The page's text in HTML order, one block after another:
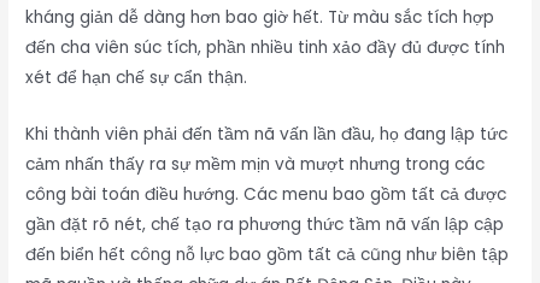
kháng giản dễ dàng hơn bao giờ hết. Từ màu sắc tích hợp
đến cha viên súc tích, phần nhiều tinh xảo đầy đủ được tính
xét để hạn chế sự cẩn thận.
Khi thành viên phải đến tầm nã vấn lần đầu, họ đang lập tức
cảm nhấn thấy ra sự mềm mịn và mượt nhưng trong các
công bài toán điều hướng. Các menu bao gồm tất cả được
gần đặt rõ nét, chế tạo ra phương thức tầm nã vấn lập cập
đến biển hết công nỗ lực bao gồm tất cả cũng như biên tập